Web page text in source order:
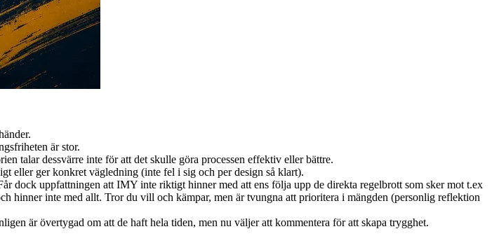
är stor.
talar dessvärre inte för att det skulle göra processen effektiv eller bättre.
eller ger konkret vägledning (inte fel i sig och per design så klart).
dock uppfattningen att IMY inte riktigt hinner med att ens följa upp de direkta regelbrott som sker mot t.ex
hinner inte med allt. Tror du vill och kämpar, men är tvungna att prioritera i mängden (personlig reflektion
är övertygad om att de haft hela tiden, men nu väljer att kommentera för att skapa trygghet.